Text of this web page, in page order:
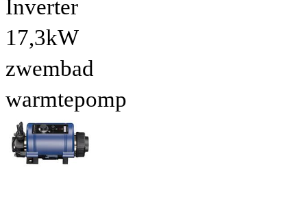
Inverter
17,3kW
zwembad
warmtepomp